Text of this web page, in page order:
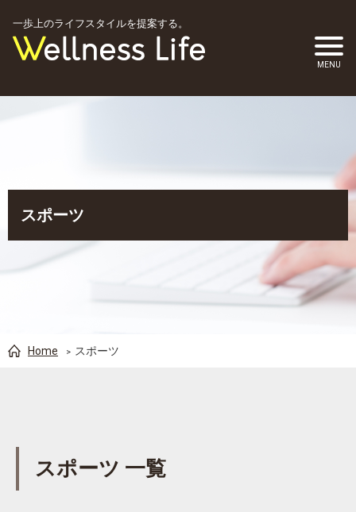
一歩上のライフスタイルを提案する。
スポーツ
Home スポーツ
スポーツ 一覧